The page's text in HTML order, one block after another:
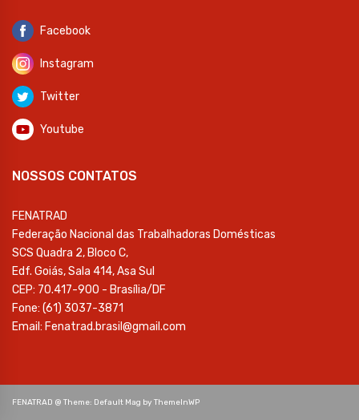
Facebook
Instagram
Twitter
Youtube
NOSSOS CONTATOS
FENATRAD
Federação Nacional das Trabalhadoras Domésticas
SCS Quadra 2, Bloco C,
Edf. Goiás, Sala 414, Asa Sul
CEP: 70.417-900 - Brasília/DF
Fone: (61) 3037-3871
Email: Fenatrad.brasil@gmail.com
FENATRAD @ Theme: Default Mag by ThemeInWP